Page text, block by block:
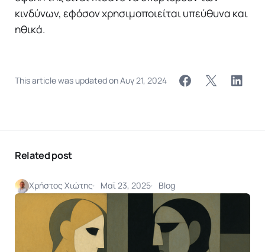
κινδύνων, εφόσον χρησιμοποιείται υπεύθυνα και
ηθικά.
This article was updated onΑυγ 21, 2024
Related post
Χρήστος Χιώτης Μαϊ 23, 2025 Blog